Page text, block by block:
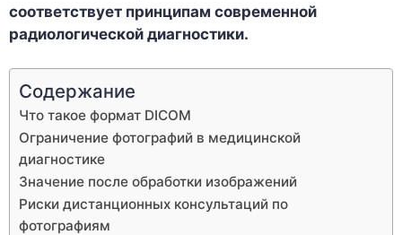
соответствует принципам современной
радиологической диагностики.
Содержание
Что такое формат DICOM
Ограничение фотографий в медицинской
диагностике
Значение после обработки изображений
Риски дистанционных консультаций по
фотографиям